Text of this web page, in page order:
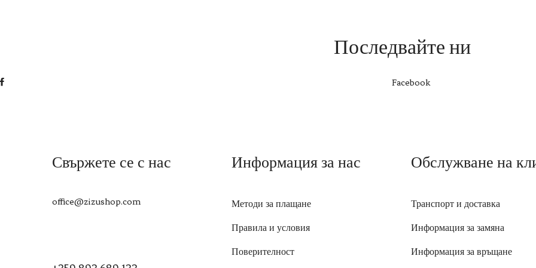
Последвайте ни
Facebook
Свържете се с нас
office@zizushop.com
Информация за нас
Методи за плащане
Правила и условия
Поверителност
Обслужване на
Транспорт и доставка
Информация за замяна
Информация за връщане